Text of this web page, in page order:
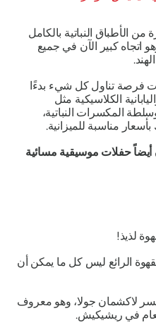
الأطباق النباتية بالكامل
اتجاه كبير الآن في جميع
فرصة تناول كل شيء بدءًا
الكلاسيكية مثل
المكسرات النباتية،
مناسبة للميزانية.
حفلات موسيقية مسائية
لذيذ!
الرائع ليس كل ما يمكن أن
لاكشمان جولا، وهو معروف
في ريشيكيش.